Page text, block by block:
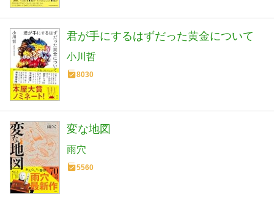
君が手にするはずだった黄金について
小川哲
8030
変な地図
雨穴
5560